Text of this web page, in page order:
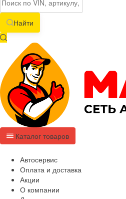
Найти
Каталог товаров
Автосервис
Оплата и доставка
Акции
О компании